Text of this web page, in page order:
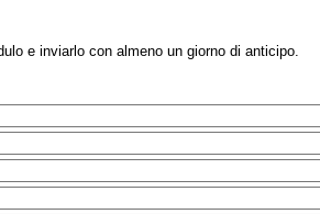
e inviarlo con almeno un giorno di anticipo.